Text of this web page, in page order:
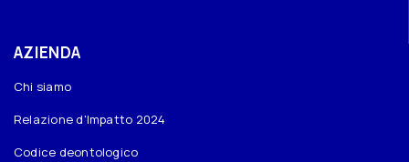
AZIENDA
Chi siamo
Relazione d'Impatto 2024
Codice deontologico